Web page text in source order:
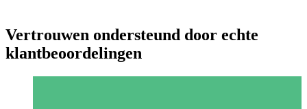
Vertrouwen ondersteund door echte
klantbeoordelingen